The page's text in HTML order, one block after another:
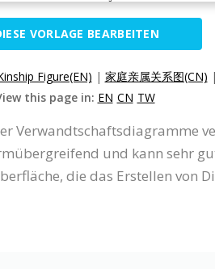
VORLAGE BEARBEITEN
Figure(EN) | 家庭亲属关系图(CN) |
this page in: EN CN TW
Verwandtschaftsdiagramme
und kann sehr
die das Erstellen von